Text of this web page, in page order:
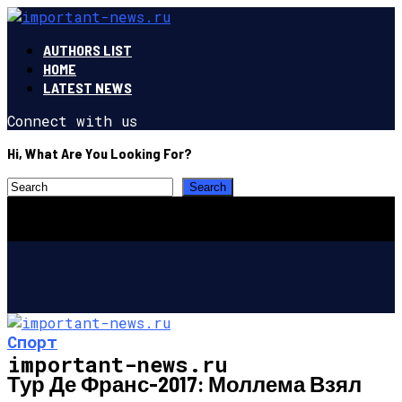
AUTHORS LIST
HOME
LATEST NEWS
Connect with us
Hi, What Are You Looking For?
important-news.ru
Спорт
Тур Де Франс-2017: Моллема Взял